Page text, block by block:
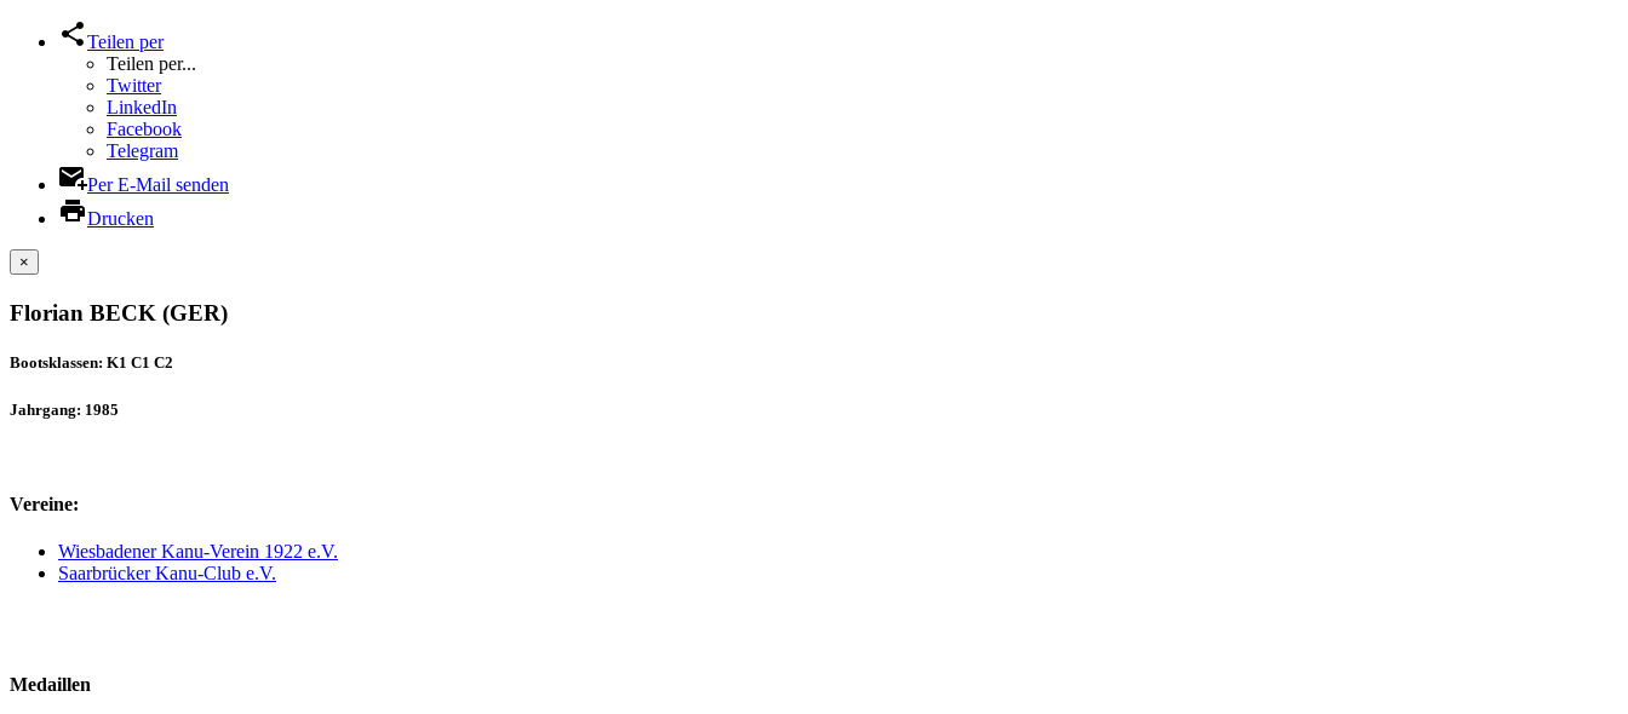
Teilen per
Teilen per...
Twitter
LinkedIn
Facebook
Telegram
Per E-Mail senden
Drucken
×
Florian BECK (GER)
Bootsklassen: K1 C1 C2
Jahrgang: 1985
Vereine:
Wiesbadener Kanu-Verein 1922 e.V.
Saarbrücker Kanu-Club e.V.
Medaillen